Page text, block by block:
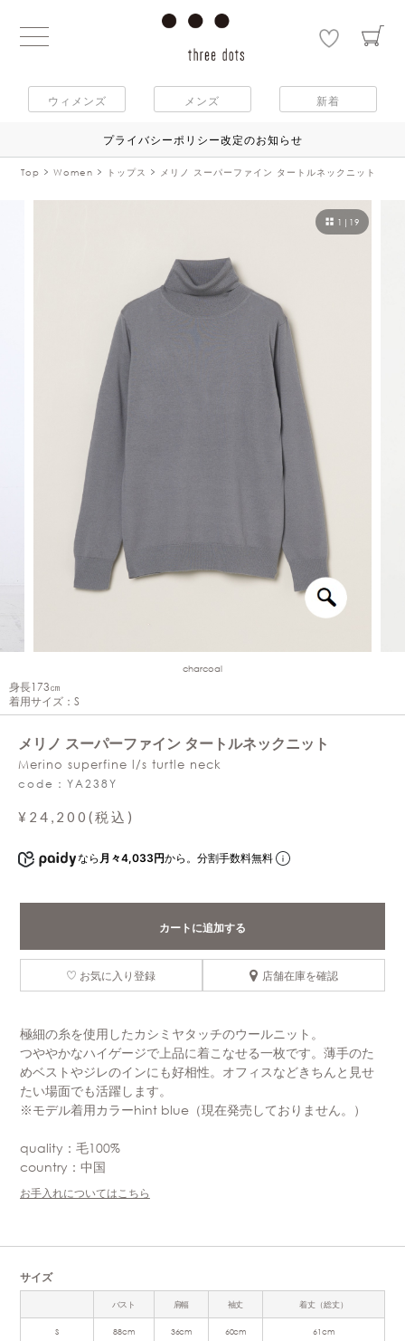
ウィメンズ メンズ 新着
プライバシーポリシー改定のお知らせ
Top Women トップス メリノ スーパーファイン タートルネックニット
1 | 19
charcoal
身長173㎝
着用サイズ：S
メリノ スーパーファイン タートルネックニット
Merino superfine l/s turtle neck
code：YA238Y
¥24,200(税込)
なら 月々4,033円から。分割手数料無料
カートに追加する
お気に入り登録 店舗在庫を確認
極細の糸を使用したカシミヤタッチのウールニット。
つややかなハイゲージで上品に着こなせる一枚です。薄手のた
めベストやジレのインにも好相性。オフィスなどきちんと見せ
たい場面でも活躍します。
※モデル着用カラーhint blue（現在発売しておりません。）
quality：毛100%
country：中国
お手入れについてはこちら
サイズ
バスト 肩幅 袖丈 着丈（総丈）
S 88cm 36cm 60cm 61cm